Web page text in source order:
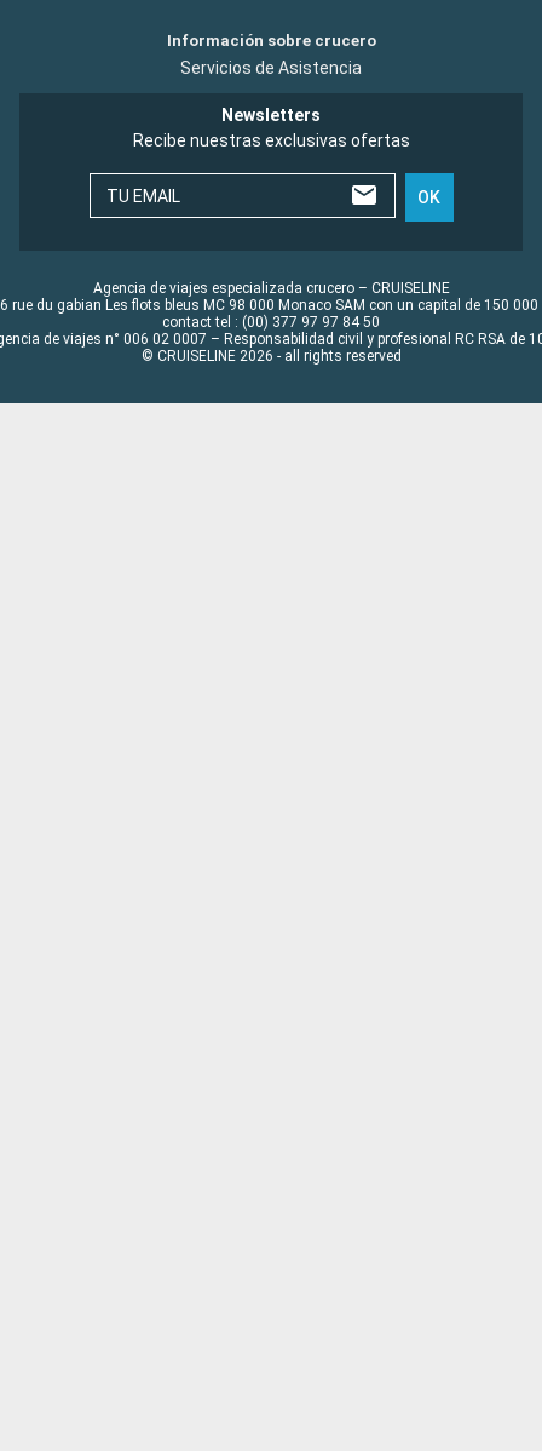
Información sobre crucero
Servicios de Asistencia
Newsletters
Recibe nuestras exclusivas ofertas
TU EMAIL OK
Agencia de viajes especializada crucero – CRUISELINE
rue du gabian Les flots bleus MC 98 000 Monaco SAM con un capital de 150 000
contact tel : (00) 377 97 97 84 50
de viajes n° 006 02 0007 – Responsabilidad civil y profesional RC RSA de
© CRUISELINE 2026 - all rights reserved